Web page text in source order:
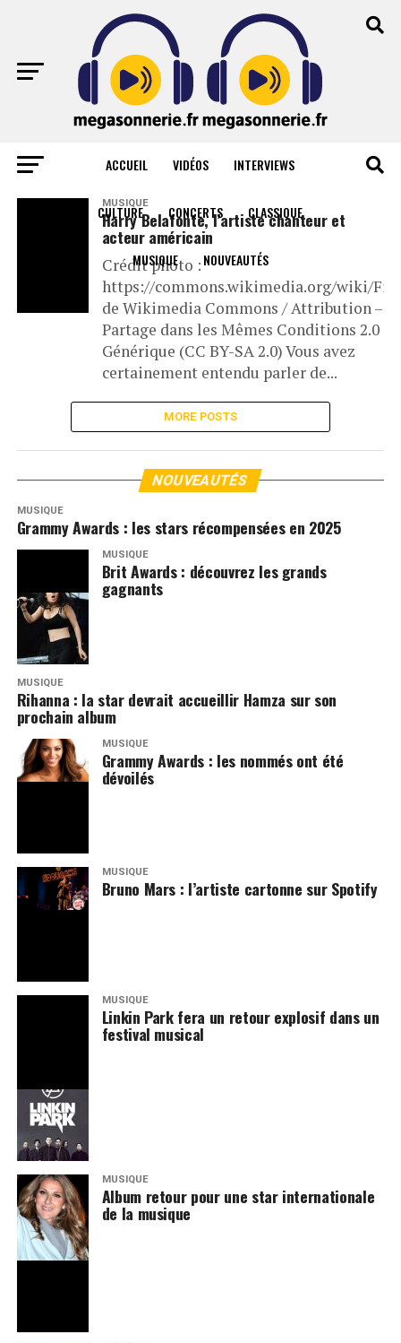
ACCUEIL VIDÉOS INTERVIEWS
CULTURE CONCERTS CLASSIQUE
MUSIQUE NOUVEAUTÉS
All posts tagged "martin luther king"
MUSIQUE
Harry Belafonte, l’artiste chanteur et
acteur américain
Crédit photo :
https://commons.wikimedia.org/wiki/
de Wikimedia Commons / Attribution –
Partage dans les Mêmes Conditions 2.0
Générique (CC BY-SA 2.0) Vous avez
certainement entendu parler de...
MORE POSTS
NOUVEAUTÉS
MUSIQUE
Grammy Awards : les stars récompensées en 2025
MUSIQUE
Brit Awards : découvrez les grands
gagnants
MUSIQUE
Rihanna : la star devrait accueillir Hamza sur son
prochain album
MUSIQUE
Grammy Awards : les nommés ont été
dévoilés
MUSIQUE
Bruno Mars : l’artiste cartonne sur Spotify
MUSIQUE
Linkin Park fera un retour explosif dans un
festival musical
MUSIQUE
Album retour pour une star internationale
de la musique